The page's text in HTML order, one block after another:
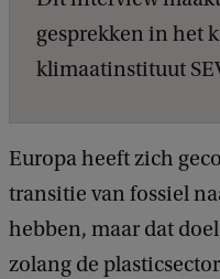
gesprekken in het
klimaatinstituut
Europa heeft zich
transitie van fossiel
hebben, maar dat
zolang de